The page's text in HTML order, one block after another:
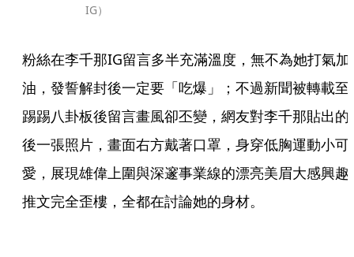
IG）
粉絲在李千那IG留言多半充滿溫度，無不為她打氣加
油，發誓解封後一定要「吃爆」；不過新聞被轉載至
踢踢八卦板後留言畫風卻丕變，網友對李千那貼出的
後一張照片，畫面右方戴著口罩，身穿低胸運動小可
愛，展現雄偉上圍與深邃事業線的漂亮美眉大感興趣
推文完全歪樓，全都在討論她的身材。